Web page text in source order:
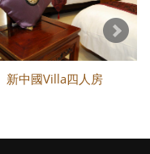
新中國Villa四人房